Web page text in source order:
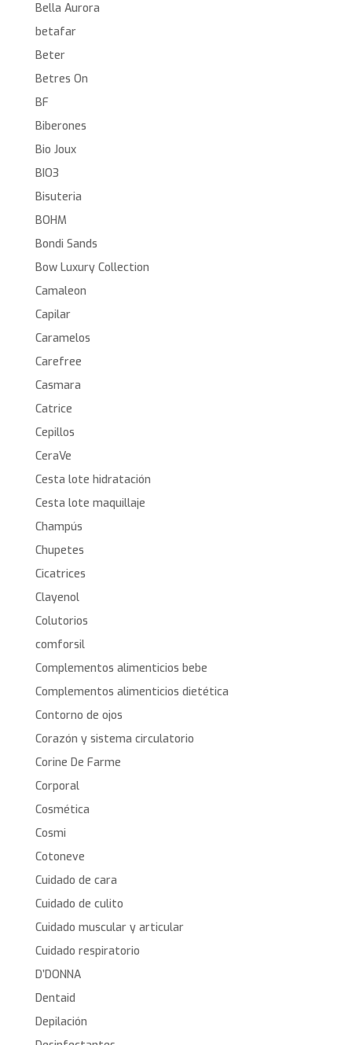
Bella Aurora
betafar
Beter
Betres On
BF
Biberones
Bio Joux
BIO3
Bisuteria
BOHM
Bondi Sands
Bow Luxury Collection
Camaleon
Capilar
Caramelos
Carefree
Casmara
Catrice
Cepillos
CeraVe
Cesta lote hidratación
Cesta lote maquillaje
Champús
Chupetes
Cicatrices
Clayenol
Colutorios
comforsil
Complementos alimenticios bebe
Complementos alimenticios dietética
Contorno de ojos
Corazón y sistema circulatorio
Corine De Farme
Corporal
Cosmética
Cosmi
Cotoneve
Cuidado de cara
Cuidado de culito
Cuidado muscular y articular
Cuidado respiratorio
D’DONNA
Dentaid
Depilación